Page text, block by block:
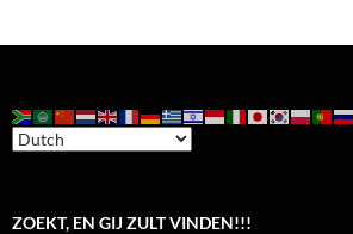
ZOEKT, EN GIJ ZULT VINDEN!!!